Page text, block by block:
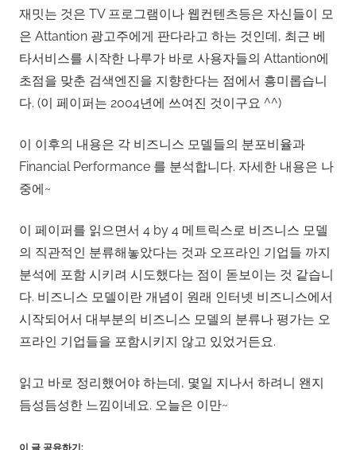
재밋는 것은 TV 프로그램이나 웹컨텐츠등은 자신들이 모
은 Attantion 광고주에게 판다라고 하는 것인데, 최근 베
타서비스를 시작한 나루가 바로 사용자들의 Attantion에
초점을 맞춘 검색엔진을 지향한다는 점에서 흥미롭습니
다. (이 페이퍼는 2004년에 쓰여진 것이구요 ^^)
이 이후의 내용은 각 비즈니스 모델들의 분포비율과
Financial Performance 를 분석합니다. 자세한 내용은 나
중에~
이 페이퍼를 읽으면서 4 by 4 메트릭스로 비즈니스 모델
의 직관적인 분류해놓았다는 것과 오프라인 기업들 까지
분석에 포함 시키려 시도했다는 점이 돋보이는 것 같습니
다. 비즈니스 모델이란 개념이 원래 인터넷 비즈니스에서
시작되어서 대부분의 비즈니스 모델의 분류나 평가는 오
프라인 기업들을 포함시키지 않고 있었거든요.
읽고 바로 정리했어야 하는데, 몇일 지나서 하려니 왠지
듬성듬성한 느낌이네요. 오늘은 이만~
이 글 공유하기: